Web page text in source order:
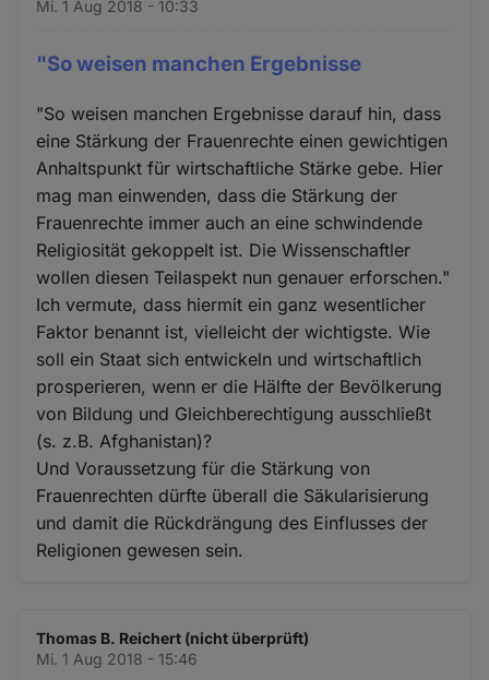
Mi. 1 Aug 2018 - 10:33
"So weisen manchen Ergebnisse
"So weisen manchen Ergebnisse darauf hin, dass
eine Stärkung der Frauenrechte einen gewichtigen
Anhaltspunkt für wirtschaftliche Stärke gebe. Hier
mag man einwenden, dass die Stärkung der
Frauenrechte immer auch an eine schwindende
Religiosität gekoppelt ist. Die Wissenschaftler
wollen diesen Teilaspekt nun genauer erforschen."
Ich vermute, dass hiermit ein ganz wesentlicher
Faktor benannt ist, vielleicht der wichtigste. Wie
soll ein Staat sich entwickeln und wirtschaftlich
prosperieren, wenn er die Hälfte der Bevölkerung
von Bildung und Gleichberechtigung ausschließt
(s. z.B. Afghanistan)?
Und Voraussetzung für die Stärkung von
Frauenrechten dürfte überall die Säkularisierung
und damit die Rückdrängung des Einflusses der
Religionen gewesen sein.
Thomas B. Reichert (nicht überprüft)
Mi. 1 Aug 2018 - 15:46